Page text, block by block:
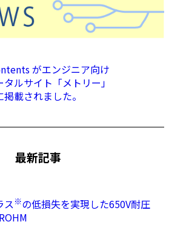
がエンジニア向け
ルサイト「メトリー」
掲載されました。
最新記事
ス※の低損失を実現した650V耐圧